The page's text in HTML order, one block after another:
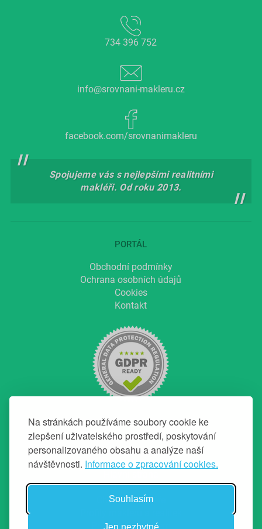
Na stránkách používáme soubory cookie ke
zlepšení uživatelského prostředí, poskytování
personalizovaného obsahu a analýze naší
návštěvnosti. Informace o zpracování cookies.
Souhlasím
Jen nezbytné
734 396 752
info@srovnani-makleru.cz
facebook.com/srovnanimakleru
Spojujeme vás s nejlepšími realitními
makléři. Od roku 2013.
PORTÁL
Obchodní podmínky
Ochrana osobních údajů
Cookies
Kontakt
NAVIGACE
O projektu
Chci top makléře
Průvodce prodejem